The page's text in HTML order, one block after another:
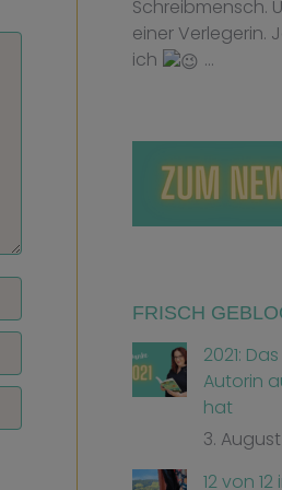
Schreibmensch.
einer Verlegerin.
ich
…
FRISCH
2021:
Autorin
hat
3.
12 von